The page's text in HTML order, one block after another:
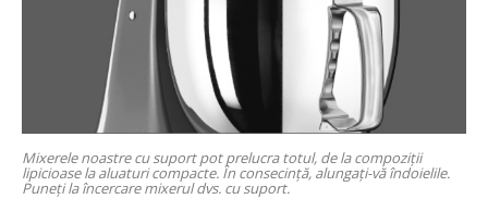
Mixerele noastre cu suport pot prelucra totul, de la compoziții
lipicioase la aluaturi compacte. În consecință, alungați-vă îndoielile.
Puneți la încercare mixerul dvs. cu suport.